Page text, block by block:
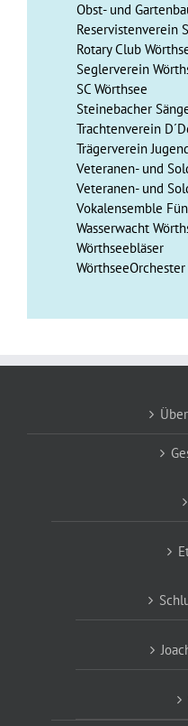
Obst- und
Reservistenverein
Rotary Club
Seglerverein
SC Wörthsee
Steinebacher
Trachtenverein
Trägerverein
Veteranen- und
Veteranen- und
Vokalensemble
Wasserwacht
Wörthseebläser
WörthseeOrchester